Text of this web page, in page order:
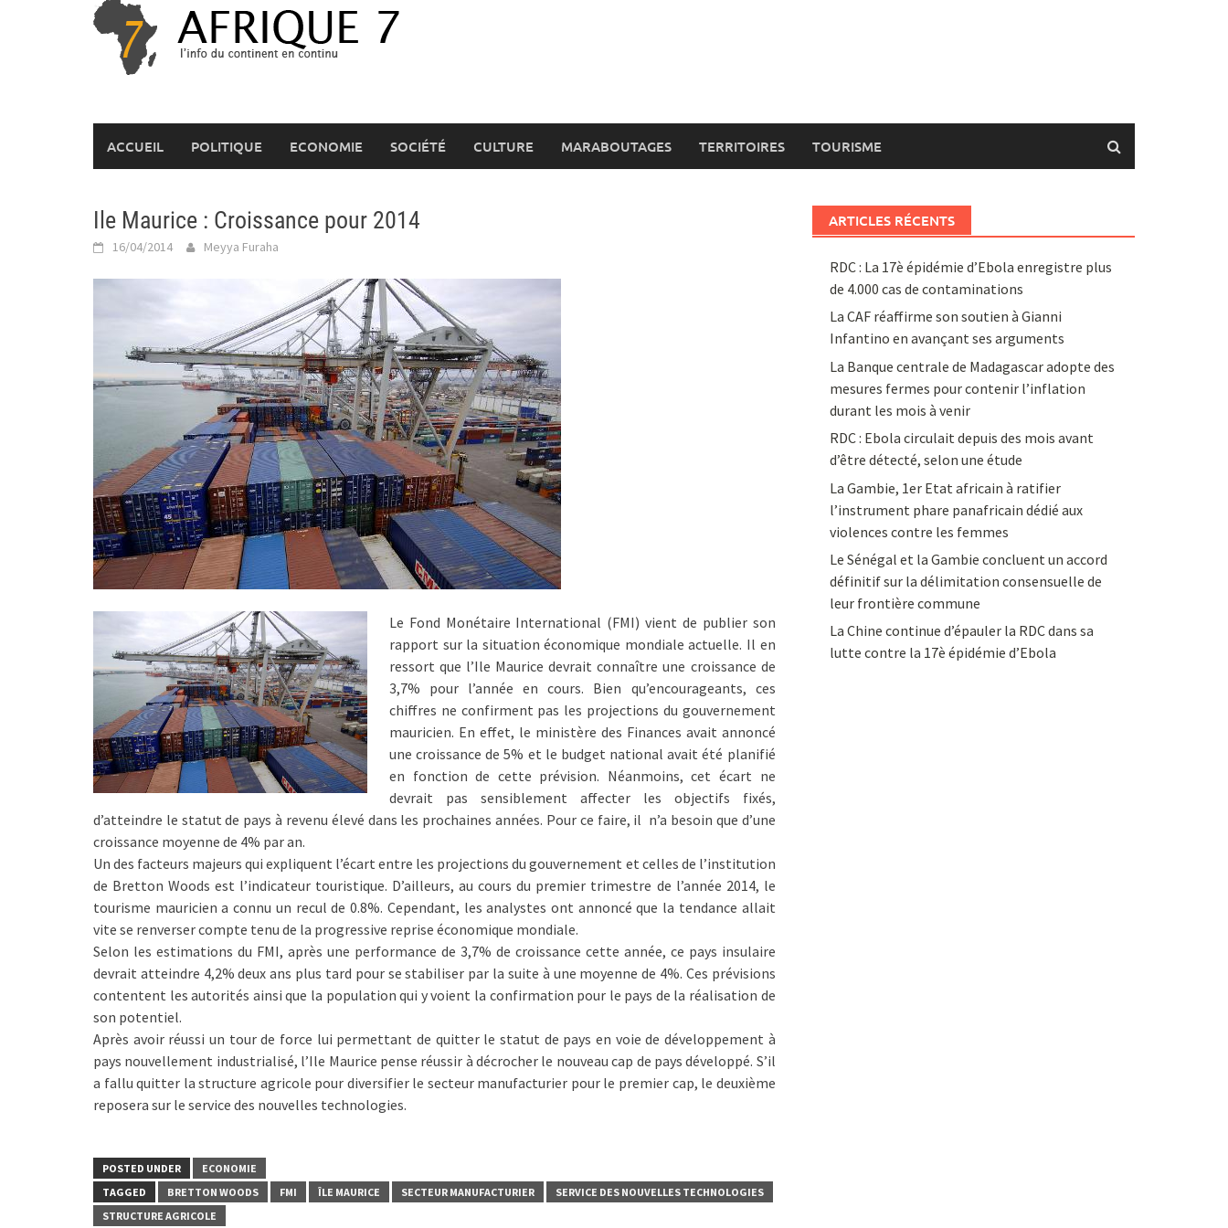
ACCUEIL POLITIQUE ECONOMIE SOCIÉTÉ CULTURE MARABOUTAGES TERRITOIRES TOURISME
Ile Maurice : Croissance pour 2014
16/04/2014 Meyya Furaha
Le Fond Monétaire International (FMI) vient de publier son
rapport sur la situation économique mondiale actuelle. Il en
ressort que l’Ile Maurice devrait connaître une croissance de
3,7% pour l’année en cours. Bien qu’encourageants, ces
chiffres ne confirment pas les projections du gouvernement
mauricien. En effet, le ministère des Finances avait annoncé
une croissance de 5% et le budget national avait été planifié
en fonction de cette prévision. Néanmoins, cet écart ne
devrait pas sensiblement affecter les objectifs fixés,
d’atteindre le statut de pays à revenu élevé dans les prochaines années. Pour ce faire, il n’a besoin que d’une
croissance moyenne de 4% par an.
Un des facteurs majeurs qui expliquent l’écart entre les projections du gouvernement et celles de l’institution
de Bretton Woods est l’indicateur touristique. D’ailleurs, au cours du premier trimestre de l’année 2014, le
tourisme mauricien a connu un recul de 0.8%. Cependant, les analystes ont annoncé que la tendance allait
vite se renverser compte tenu de la progressive reprise économique mondiale.
Selon les estimations du FMI, après une performance de 3,7% de croissance cette année, ce pays insulaire
devrait atteindre 4,2% deux ans plus tard pour se stabiliser par la suite à une moyenne de 4%. Ces prévisions
contentent les autorités ainsi que la population qui y voient la confirmation pour le pays de la réalisation de
son potentiel.
Après avoir réussi un tour de force lui permettant de quitter le statut de pays en voie de développement à
pays nouvellement industrialisé, l’Ile Maurice pense réussir à décrocher le nouveau cap de pays développé. S’il
a fallu quitter la structure agricole pour diversifier le secteur manufacturier pour le premier cap, le deuxième
reposera sur le service des nouvelles technologies.
POSTED UNDER
ECONOMIE
TAGGED
BRETTON WOODS FMI ÎLE MAURICE SECTEUR MANUFACTURIER
SERVICE DES NOUVELLES TECHNOLOGIES
STRUCTURE AGRICOLE
ARTICLES RÉCENTS
RDC : La 17è épidémie d’Ebola enregistre plus
de 4.000 cas de contaminations
La CAF réaffirme son soutien à Gianni
Infantino en avançant ses arguments
La Banque centrale de Madagascar adopte des
mesures fermes pour contenir l’inflation
durant les mois à venir
RDC : Ebola circulait depuis des mois avant
d’être détecté, selon une étude
La Gambie, 1er Etat africain à ratifier
l’instrument phare panafricain dédié aux
violences contre les femmes
Le Sénégal et la Gambie concluent un accord
définitif sur la délimitation consensuelle de
leur frontière commune
La Chine continue d’épauler la RDC dans sa
lutte contre la 17è épidémie d’Ebola